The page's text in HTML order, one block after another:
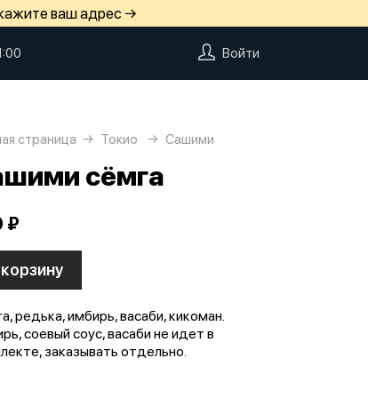
ваш адрес →
Войти
страница Токио Сашими
сёмга
₽
редька, имбирь, васаби, кикоман.
соевый соус, васаби не идет в
заказывать отдельно.